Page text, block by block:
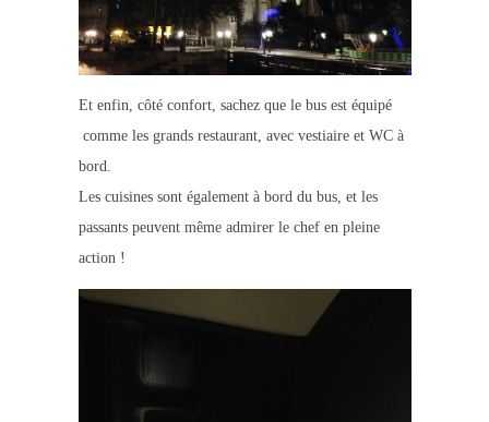
Et enfin, côté confort, sachez que le bus est équipé
comme les grands restaurant, avec vestiaire et WC à
bord.
Les cuisines sont également à bord du bus, et les
passants peuvent même admirer le chef en pleine
action !